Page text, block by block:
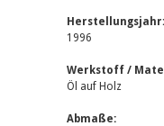
Herstellungsjahr:
1996
Werkstoff /
Öl auf Holz
Abmaße: